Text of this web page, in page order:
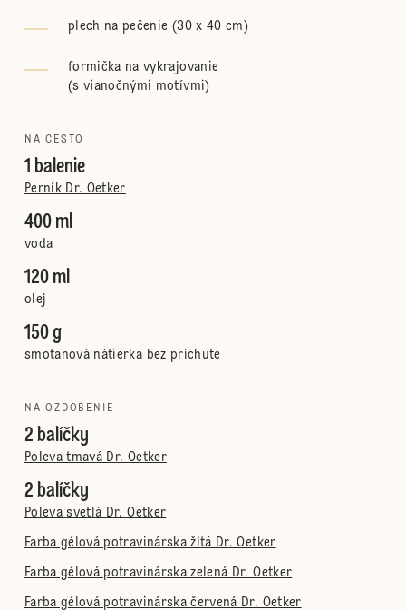
plech na pečenie (30 x 40 cm)
formička na vykrajovanie
(s vianočnými motívmi)
NA CESTO
1 balenie
Perník Dr. Oetker
400 ml
voda
120 ml
olej
150 g
smotanová nátierka bez príchute
NA OZDOBENIE
2 balíčky
Poleva tmavá Dr. Oetker
2 balíčky
Poleva svetlá Dr. Oetker
Farba gélová potravinárska žltá Dr. Oetker
Farba gélová potravinárska zelená Dr. Oetker
Farba gélová potravinárska červená Dr. Oetker